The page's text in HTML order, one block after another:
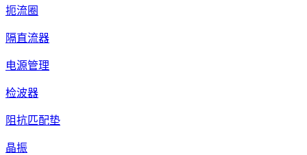
扼流圈
隔直流器
电源管理
检波器
阻抗匹配垫
晶振